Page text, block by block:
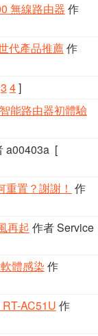
無線路由器 作
代產品推薦作
3 4]
能路由器初體驗
a00403a[
置？謝謝！ 作
再起 作者 Service
體感染 作
AC51U 作